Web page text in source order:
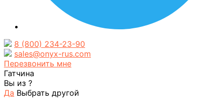
8 (800) 234-23-90
sales@onyx-rus.com
Перезвонить мне
Гатчина
Вы из ?
Да Выбрать другой